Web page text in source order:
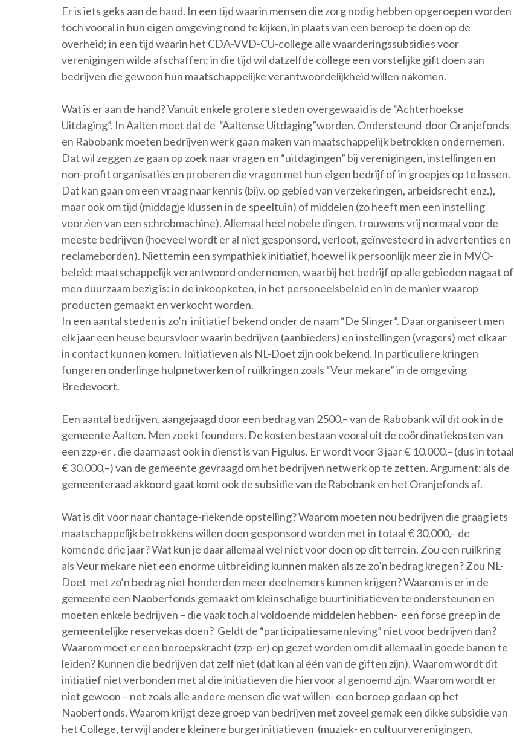
Er is iets geks aan de hand. In een tijd waarin mensen die zorg nodig hebben opgeroepen worden
toch vooral in hun eigen omgeving rond te kijken, in plaats van een beroep te doen op de
overheid; in een tijd waarin het CDA-VVD-CU-college alle waarderingssubsidies voor
verenigingen wilde afschaffen; in die tijd wil datzelfde college een vorstelijke gift doen aan
bedrijven die gewoon hun maatschappelijke verantwoordelijkheid willen nakomen.
Wat is er aan de hand? Vanuit enkele grotere steden overgewaaid is de “Achterhoekse
Uitdaging”. In Aalten moet dat de “Aaltense Uitdaging”worden. Ondersteund door Oranjefonds
en Rabobank moeten bedrijven werk gaan maken van maatschappelijk betrokken ondernemen.
Dat wil zeggen ze gaan op zoek naar vragen en “uitdagingen” bij verenigingen, instellingen en
non-profit organisaties en proberen die vragen met hun eigen bedrijf of in groepjes op te lossen.
Dat kan gaan om een vraag naar kennis (bijv. op gebied van verzekeringen, arbeidsrecht enz.),
maar ook om tijd (middagje klussen in de speeltuin) of middelen (zo heeft men een instelling
voorzien van een schrobmachine). Allemaal heel nobele dingen, trouwens vrij normaal voor de
meeste bedrijven (hoeveel wordt er al niet gesponsord, verloot, geïnvesteerd in advertenties en
reclameborden). Niettemin een sympathiek initiatief, hoewel ik persoonlijk meer zie in MVO-
beleid: maatschappelijk verantwoord ondernemen, waarbij het bedrijf op alle gebieden nagaat of
men duurzaam bezig is: in de inkoopketen, in het personeelsbeleid en in de manier waarop
producten gemaakt en verkocht worden.
In een aantal steden is zo’n initiatief bekend onder de naam “De Slinger”. Daar organiseert men
elk jaar een heuse beursvloer waarin bedrijven (aanbieders) en instellingen (vragers) met elkaar
in contact kunnen komen. Initiatieven als NL-Doet zijn ook bekend. In particuliere kringen
fungeren onderlinge hulpnetwerken of ruilkringen zoals “Veur mekare” in de omgeving
Bredevoort.
Een aantal bedrijven, aangejaagd door een bedrag van 2500,– van de Rabobank wil dit ook in de
gemeente Aalten. Men zoekt founders. De kosten bestaan vooral uit de coördinatiekosten van
een zzp-er , die daarnaast ook in dienst is van Figulus. Er wordt voor 3 jaar € 10.000,– (dus in totaal
€ 30.000,–) van de gemeente gevraagd om het bedrijven netwerk op te zetten. Argument: als de
gemeenteraad akkoord gaat komt ook de subsidie van de Rabobank en het Oranjefonds af.
Wat is dit voor naar chantage-riekende opstelling? Waarom moeten nou bedrijven die graag iets
maatschappelijk betrokkens willen doen gesponsord worden met in totaal € 30.000,– de
komende drie jaar? Wat kun je daar allemaal wel niet voor doen op dit terrein. Zou een ruilkring
als Veur mekare niet een enorme uitbreiding kunnen maken als ze zo’n bedrag kregen? Zou NL-
Doet met zo’n bedrag niet honderden meer deelnemers kunnen krijgen? Waarom is er in de
gemeente een Naoberfonds gemaakt om kleinschalige buurtinitiatieven te ondersteunen en
moeten enkele bedrijven – die vaak toch al voldoende middelen hebben- een forse greep in de
gemeentelijke reservekas doen? Geldt de “participatiesamenleving” niet voor bedrijven dan?
Waarom moet er een beroepskracht (zzp-er) op gezet worden om dit allemaal in goede banen te
leiden? Kunnen die bedrijven dat zelf niet (dat kan al één van de giften zijn). Waarom wordt dit
initiatief niet verbonden met al die initiatieven die hiervoor al genoemd zijn. Waarom wordt er
niet gewoon – net zoals alle andere mensen die wat willen- een beroep gedaan op het
Naoberfonds. Waarom krijgt deze groep van bedrijven met zoveel gemak een dikke subsidie van
het College, terwijl andere kleinere burgerinitiatieven (muziek- en cultuurverenigingen,